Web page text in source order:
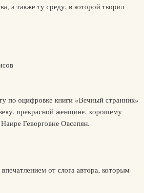
а также ту среду, в которой творил
по оцифровке книги «Вечный странник»
прекрасной женщине, хорошему
Геворговне Овсепян.
от слога автора, которым